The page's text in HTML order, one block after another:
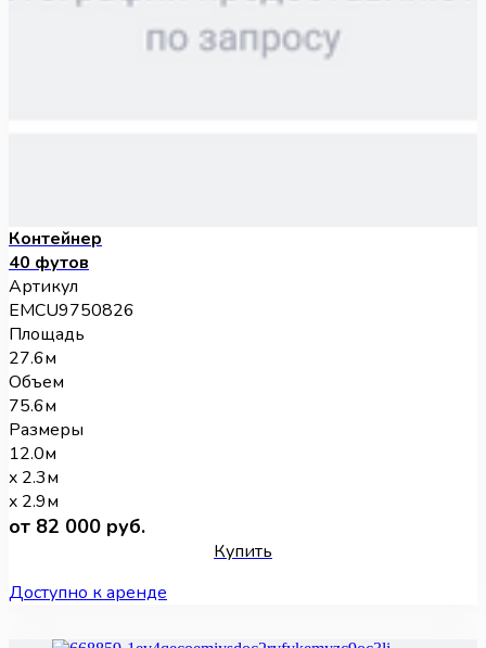
Контейнер
40 футов
Артикул
EMCU9750826
Площадь
27.6м
Объем
75.6м
Размеры
12.0м
x 2.3м
x 2.9м
от 82 000 руб.
Купить
Доступно к аренде